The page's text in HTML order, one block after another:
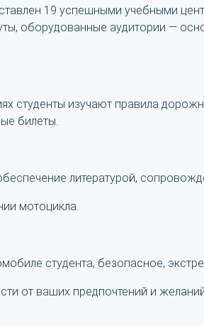
19 успешными учебными
оборудованные аудитории —
студенты изучают правила
билеты.
литературой,
мотоцикла.
студента, безопасное,
от ваших предпочтений и